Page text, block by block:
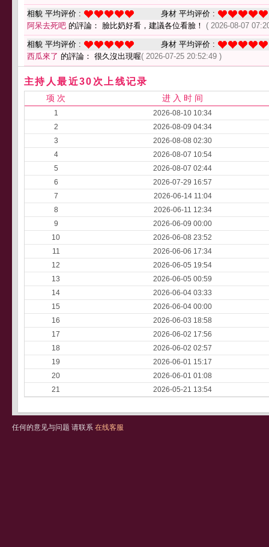
相貌 平均评价 :
身材 平均评价 :
阿呆去死吧 的評論： 臉比奶好看，建議各位看臉！ ( 2026-08-07
相貌 平均评价 :
身材 平均评价 :
西瓜來了 的評論： 很久沒出現喔( 2026-07-25 20:52:49 )
主持人最近30次上线记录
项 次 进 入 时 间
1
2026-08-10 10:34
2
2026-08-09 04:34
3
2026-08-08 02:30
4
2026-08-07 10:54
5
2026-08-07 02:44
6
2026-07-29 16:57
7
2026-06-14 11:04
8
2026-06-11 12:34
9
2026-06-09 00:00
10
2026-06-08 23:52
11
2026-06-06 17:34
12
2026-06-05 19:54
13
2026-06-05 00:59
14
2026-06-04 03:33
15
2026-06-04 00:00
16
2026-06-03 18:58
17
2026-06-02 17:56
18
2026-06-02 02:57
19
2026-06-01 15:17
20
2026-06-01 01:08
21
2026-05-21 13:54
任何的意见与问题 请联系 在线客服